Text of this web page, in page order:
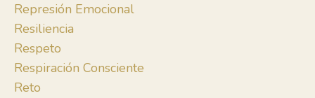
Represión Emocional
Resiliencia
Respeto
Respiración Consciente
Reto